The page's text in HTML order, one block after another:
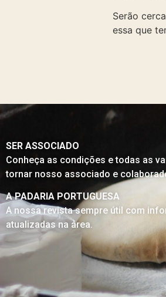
Serão
essa que
SER ASSOCIADO
Conheça as condições e todas as
tornar nosso associado e
A PADARIA PORTUGUESA
A nossa revista sempre útil com
atualizadas na área.